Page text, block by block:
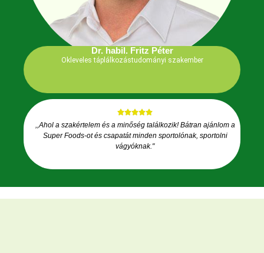
Dr. habil. Fritz Péter
Okleveles táplálkozástudományi szakember
,,Ahol a szakértelem és a minőség találkozik! Bátran ajánlom a
Super Foods-ot és csapatát minden sportolónak, sportolni
vágyóknak."